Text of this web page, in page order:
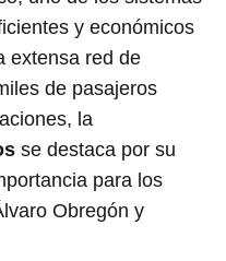
y económicos
extensa red de
de pasajeros
la
se destaca por su
para los
Obregón y